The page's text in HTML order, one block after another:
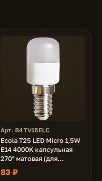
Арт. B4TV15ELC
Ecola T25 LED Micro 1,5W
E14 4000K капсульная
270° матовая (для
холодил., шв. машинки и
т.д.) 55x22 mm
83 ₽